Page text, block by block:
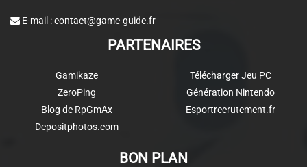
E-mail :contact@game-guide.fr
PARTENAIRES
Gamikaze
ZeroPing
Blog de RpGmAx
Depositphotos.com
Télécharger Jeu PC
Génération Nintendo
Esportrecrutement.fr
BON PLAN